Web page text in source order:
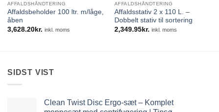
AFFALDSHÅNDTERING
Affaldsbeholder 100 ltr. m/låge,
åben
3,628.20kr. inkl. moms
AFFALDSHÅNDTERING
Affaldsstativ 2 x 110 L. –
Dobbelt stativ til sortering
2,349.95kr. inkl. moms
SIDST VIST
Clean Twist Disc Ergo-sæt – Komplet